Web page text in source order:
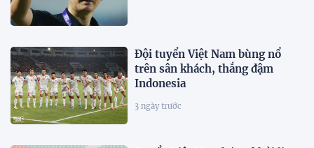
Đội tuyển Việt Nam bùng nổ
trên sân khách, thắng đậm
Indonesia
3 ngày trước